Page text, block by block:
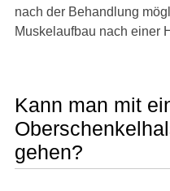
nach der Behandlung
Muskelaufbau nach einer
Kann man mit
gehen?
►
Diagnostik
&